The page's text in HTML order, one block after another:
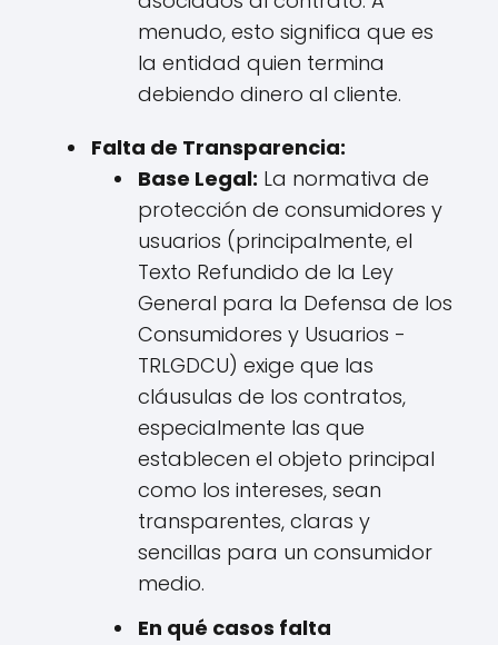
menudo, esto significa que es
la entidad quien termina
debiendo dinero al cliente.
Falta de Transparencia:
Base Legal: La normativa de
protección de consumidores y
usuarios (principalmente, el
Texto Refundido de la Ley
General para la Defensa de los
Consumidores y Usuarios -
TRLGDCU) exige que las
cláusulas de los contratos,
especialmente las que
establecen el objeto principal
como los intereses, sean
transparentes, claras y
sencillas para un consumidor
medio.
En qué casos falta